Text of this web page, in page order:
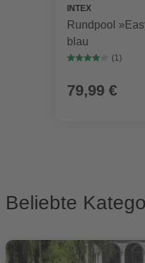
INTEX
Rundpool
blau
(1)
79,99 €
Beliebte